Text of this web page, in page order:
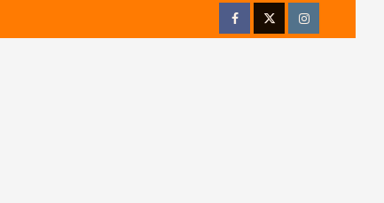
FacebookTwitterInstagram